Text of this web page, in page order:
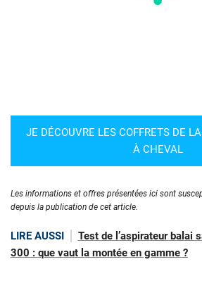
JE DÉCOUVRE LES COFFRETS DE
À CHEVAL
Les informations et offres présentées ici sont
depuis la publication de cet article.
LIRE AUSSI
Test de l’aspirateur balai
300 : que vaut la montée en gamme ?